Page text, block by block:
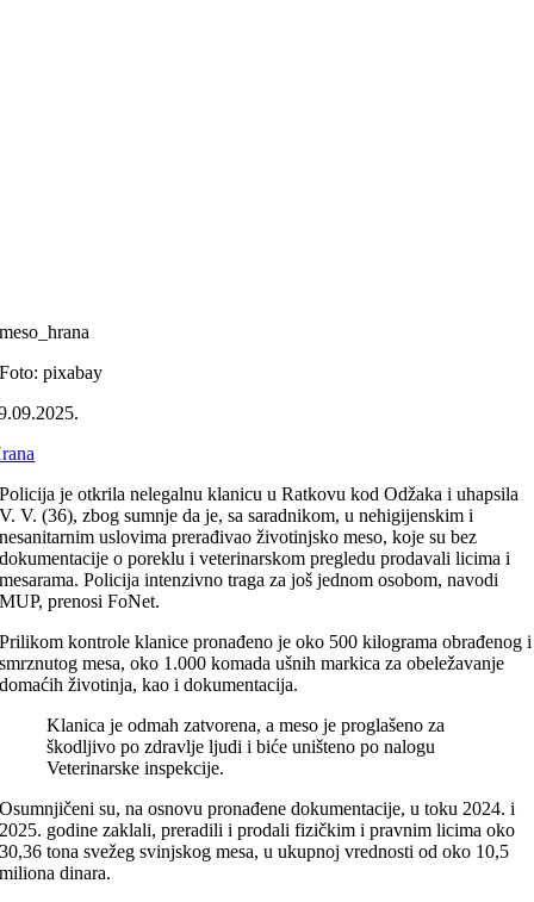
meso_hrana
Foto: pixabay
Policija je otkrila nelegalnu klanicu u Ratkovu kod Odžaka i uhapsila
V. V. (36), zbog sumnje da je, sa saradnikom, u nehigijenskim i
nesanitarnim uslovima prerađivao životinjsko meso, koje su bez
dokumentacije o poreklu i veterinarskom pregledu prodavali licima i
mesarama. Policija intenzivno traga za još jednom osobom, navodi
MUP, prenosi FoNet.
Prilikom kontrole klanice pronađeno je oko 500 kilograma obrađenog i
smrznutog mesa, oko 1.000 komada ušnih markica za obeležavanje
domaćih životinja, kao i dokumentacija.
Klanica je odmah zatvorena, a meso je proglašeno za
škodljivo po zdravlje ljudi i biće uništeno po nalogu
Veterinarske inspekcije.
Osumnjičeni su, na osnovu pronađene dokumentacije, u toku 2024. i
2025. godine zaklali, preradili i prodali fizičkim i pravnim licima oko
30,36 tona svežeg svinjskog mesa, u ukupnoj vrednosti od oko 10,5
miliona dinara.